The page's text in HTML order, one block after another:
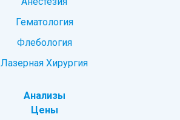
Гематология
Флебология
Лазерная Хирургия
Анализы
Цены